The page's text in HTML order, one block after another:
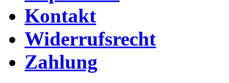
Kontakt
Widerrufsrecht
Zahlung